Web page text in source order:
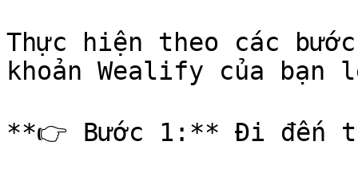
Thực hiện theo các
khoản Wealify của bạn
**👉 Bước 1:** Đi